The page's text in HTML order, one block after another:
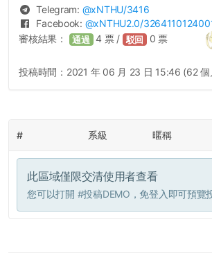
Telegram: @xNTHU/3416
Facebook: @xNTHU2.0/
審核結果： 通過 4 票 / 駁回 0 票
投稿時間： 2021 年 06 月 23 日 15:46 (62 個
# 系級 暱稱
此區域僅限交清使用者查看
您可以打開 #投稿DEMO ，免登入即可預覽